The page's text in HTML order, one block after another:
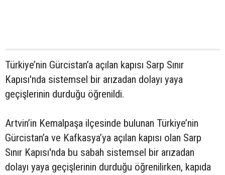
Türkiye’nin Gürcistan’a açılan kapısı Sarp Sınır
Kapısı'nda sistemsel bir arızadan dolayı yaya
geçişlerinin durduğu öğrenildi.
Artvin’in Kemalpaşa ilçesinde bulunan Türkiye’nin
Gürcistan’a ve Kafkasya’ya açılan kapısı olan Sarp
Sınır Kapısı'nda bu sabah sistemsel bir arızadan
dolayı yaya geçişlerinin durduğu öğrenilirken, kapıda